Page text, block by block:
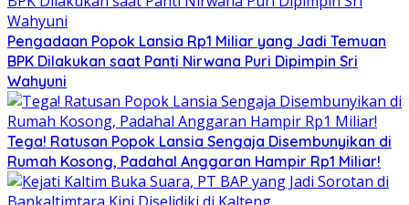
Pengadaan Popok Lansia Rp1 Miliar yang Jadi Temuan
BPK Dilakukan saat Panti Nirwana Puri Dipimpin Sri
Wahyuni
Tega! Ratusan Popok Lansia Sengaja Disembunyikan di
Rumah Kosong, Padahal Anggaran Hampir Rp1 Miliar!